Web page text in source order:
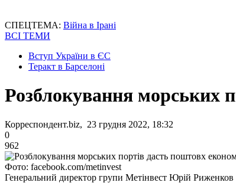
СПЕЦТЕМА: Війна в Ірані
ВСІ ТЕМИ
Вступ України в ЄС
Теракт в Барселоні
Розблокування морських
Корреспондент.biz, 23 грудня 2022, 18:32
0
962
Фото: facebook.com/metinvest
Генеральний директор групи Метінвест Юрій Риженков